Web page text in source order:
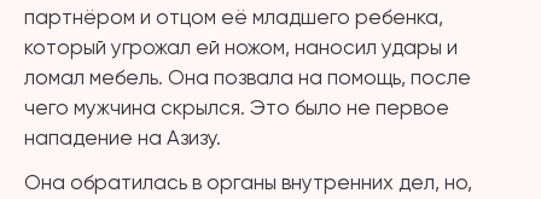
партнёром и отцом её младшего ребенка,
который угрожал ей ножом, наносил удары и
ломал мебель. Она позвала на помощь, после
чего мужчина скрылся. Это было не первое
нападение на Азизу.
Она обратилась в органы внутренних дел, но,